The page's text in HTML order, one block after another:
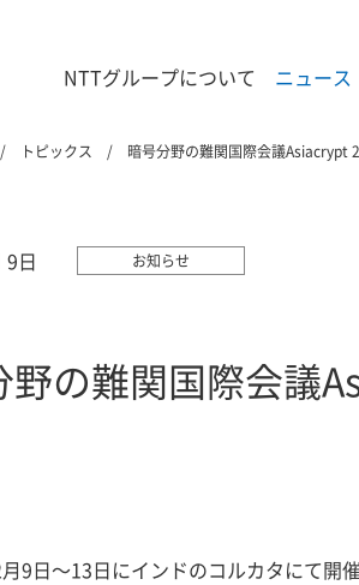
NTTグループについて ニュース
トピックス 暗号分野の難関国際会議Asiacrypt
9日 お知らせ
野の難関国際会議
9日～13日にインドのコルカタにて開